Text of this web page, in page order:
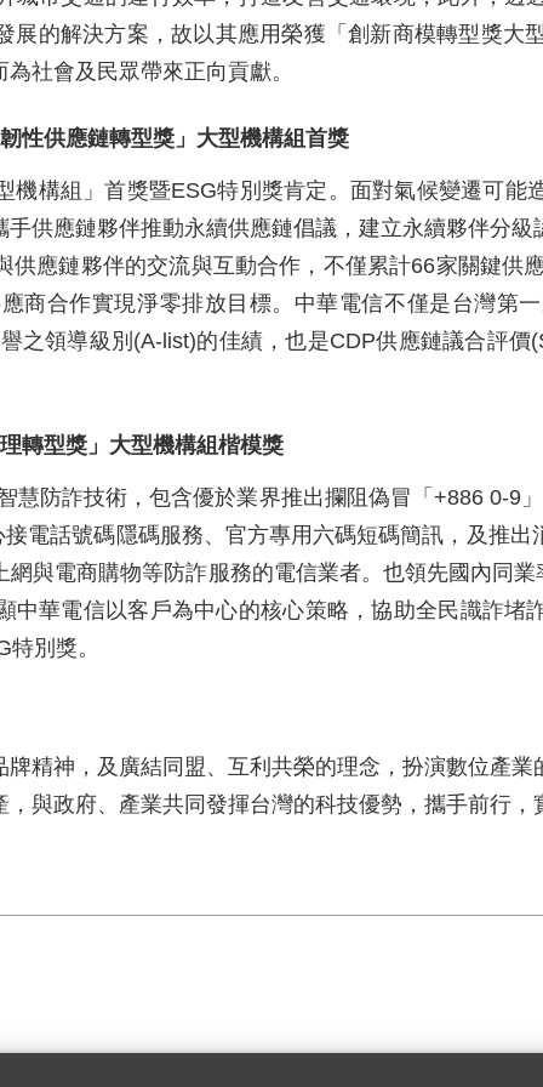
展的解決方案，故以其應用榮獲「創新商模轉型獎大
社會及民眾帶來正向貢獻。
性供應鏈轉型獎」大型機構組首獎
機構組」首獎暨ESG特別獎肯定。面對氣候變遷可能
供應鏈夥伴推動永續供應鏈倡議，建立永續夥伴分
應鏈夥伴的交流與互動合作，不僅累計66家關鍵供
商合作實現淨零排放目標。中華電信不僅是台灣第
之領導級別(A-list)的佳績，也是CDP供應鏈議合評
轉型獎」大型機構組楷模獎
慧防詐技術，包含優於業界推出攔阻偽冒「+886 0-9
電話號碼隱碼服務、官方專用六碼短碼簡訊，及推
與電商購物等防詐服務的電信業者。也領先國內同
中華電信以客戶為中心的核心策略，協助全民識詐堵
別獎。
精神，及廣結同盟、互利共榮的理念，扮演數位產
與政府、產業共同發揮台灣的科技優勢，攜手前行